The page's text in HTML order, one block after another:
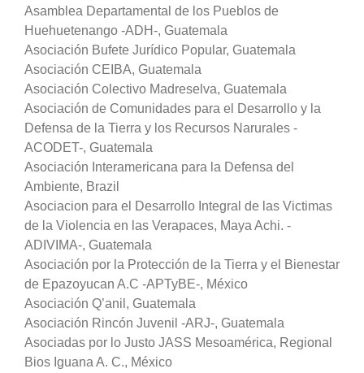
Asamblea Departamental de los Pueblos de
Huehuetenango -ADH-, Guatemala
Asociación Bufete Jurídico Popular, Guatemala
Asociación CEIBA, Guatemala
Asociación Colectivo Madreselva, Guatemala
Asociación de Comunidades para el Desarrollo y la
Defensa de la Tierra y los Recursos Narurales -
ACODET-, Guatemala
Asociación Interamericana para la Defensa del
Ambiente, Brazil
Asociacion para el Desarrollo Integral de las Victimas
de la Violencia en las Verapaces, Maya Achi. -
ADIVIMA-, Guatemala
Asociación por la Protección de la Tierra y el Bienestar
de Epazoyucan A.C -APTyBE-, México
Asociación Q’anil, Guatemala
Asociación Rincón Juvenil -ARJ-, Guatemala
Asociadas por lo Justo JASS Mesoamérica, Regional
Bios Iguana A. C., México